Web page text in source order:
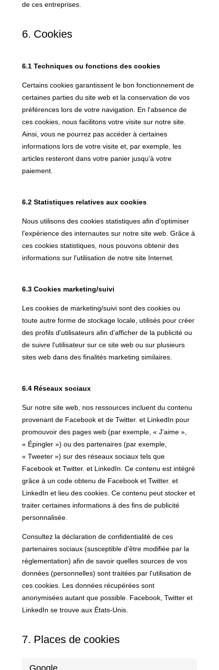
de ces entreprises.
6. Cookies
6.1 Techniques ou fonctions des cookies
Certains cookies garantissent le bon fonctionnement de
certaines parties du site web et la conservation de vos
préférences lors de votre navigation. En l'absence de
ces cookies, nous facilitons votre visite sur notre site.
Ainsi, vous ne pourrez pas accéder à certaines
informations lors de votre visite et, par exemple, les
articles resteront dans votre panier jusqu'à votre
paiement.
6.2 Statistiques relatives aux cookies
Nous utilisons des cookies statistiques afin d'optimiser
l'expérience des internautes sur notre site web. Grâce à
ces cookies statistiques, nous pouvons obtenir des
informations sur l'utilisation de notre site Internet.
6.3 Cookies marketing/suivi
Les cookies de marketing/suivi sont des cookies ou
toute autre forme de stockage locale, utilisés pour créer
des profils d'utilisateurs afin d'afficher de la publicité ou
de suivre l'utilisateur sur ce site web ou sur plusieurs
sites web dans des finalités marketing similaires.
6.4 Réseaux sociaux
Sur notre site web, nos ressources incluent du contenu
provenant de Facebook et de Twitter. et LinkedIn pour
promouvoir des pages web (par exemple, « J’aime »,
« Épingler ») ou des partenaires (par exemple,
« Tweeter ») sur des réseaux sociaux tels que
Facebook et Twitter. et LinkedIn. Ce contenu est intégré
grâce à un code obtenu de Facebook et Twitter. et
LinkedIn et lieu des cookies. Ce contenu peut stocker et
traiter certaines informations à des fins de publicité
personnalisée.
Consultez la déclaration de confidentialité de ces
partenaires sociaux (susceptible d'être modifiée par la
réglementation) afin de savoir quelles sources de vos
données (personnelles) sont traitées par l'utilisation de
ces cookies. Les données récupérées sont
anonymisées autant que possible. Facebook, Twitter et
LinkedIn se trouve aux États-Unis.
7. Places de cookies
Google